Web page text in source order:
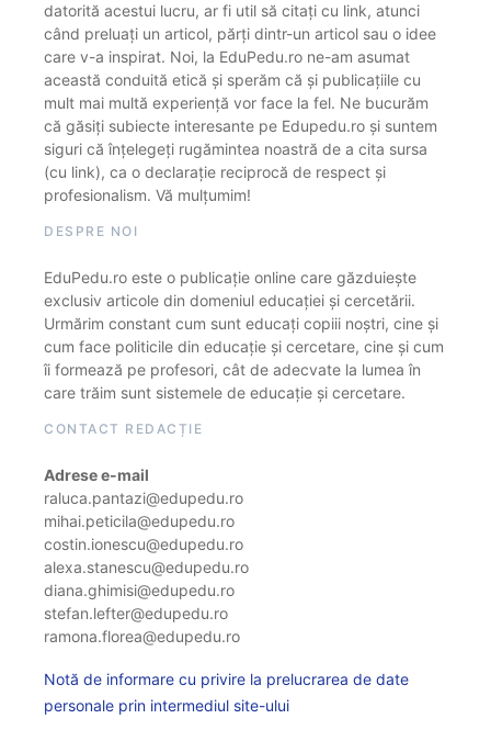
datorită acestui lucru, ar fi util să citați cu link, atunci
când preluați un articol, părți dintr-un articol sau o idee
care v-a inspirat. Noi, la EduPedu.ro ne-am asumat
această conduită etică și sperăm că și publicațiile cu
mult mai multă experiență vor face la fel. Ne bucurăm
că găsiți subiecte interesante pe Edupedu.ro și suntem
siguri că înțelegeți rugămintea noastră de a cita sursa
(cu link), ca o declarație reciprocă de respect și
profesionalism. Vă mulțumim!
DESPRE NOI
EduPedu.ro este o publicație online care găzduiește
exclusiv articole din domeniul educației și cercetării.
Urmărim constant cum sunt educați copiii noștri, cine și
cum face politicile din educație și cercetare, cine și cum
îi formează pe profesori, cât de adecvate la lumea în
care trăim sunt sistemele de educație și cercetare.
CONTACT REDACȚIE
Adrese e-mail
raluca.pantazi@edupedu.ro
mihai.peticila@edupedu.ro
costin.ionescu@edupedu.ro
alexa.stanescu@edupedu.ro
diana.ghimisi@edupedu.ro
stefan.lefter@edupedu.ro
ramona.florea@edupedu.ro
Notă de informare cu privire la prelucrarea de date
personale prin intermediul site-ului